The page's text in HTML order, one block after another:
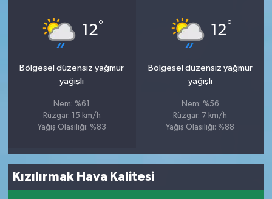
12°
Bölgesel düzensiz yağmur
yağışlı
Nem: %61
Rüzgar: 15 km/h
Yağış Olasılığı: %83
12°
Bölgesel düzensiz yağmur
yağışlı
Nem: %56
Rüzgar: 7 km/h
Yağış Olasılığı: %88
Kızılırmak Hava Kalitesi